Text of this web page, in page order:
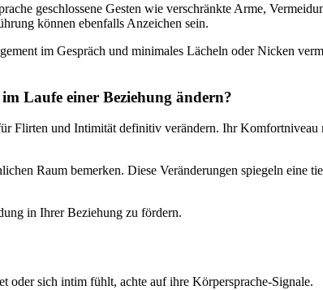
geschlossene Gesten wie verschränkte Arme,
können ebenfalls Anzeichen sein.
im Gespräch und minimales Lächeln oder Nicken
Laufe einer Beziehung ändern?
Flirten und Intimität definitiv verändern. Ihr Komfortniveau
Raum bemerken. Diese Veränderungen spiegeln eine
in Ihrer Beziehung zu fördern.
oder sich intim fühlt, achte auf ihre Körpersprache-Signale.